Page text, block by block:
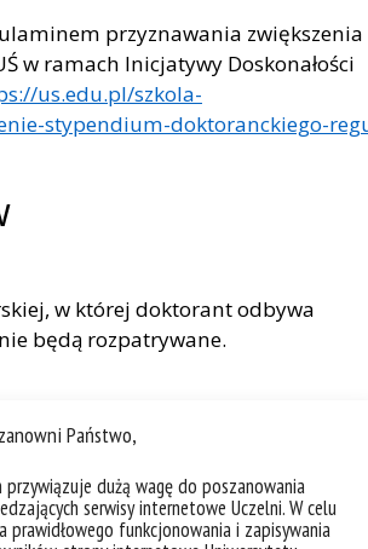
Państwo,
dużą wagę do poszanowania
serwisy internetowe Uczelni. W celu
prawidłowego funkcjonowania i zapisywania
przyznawania zwiększenia
w ramach Inicjatywy Doskonałości
us.edu.pl/szkola-
stypendium-doktoranckiego-
w której doktorant odbywa
będą rozpatrywane.
kontakt/